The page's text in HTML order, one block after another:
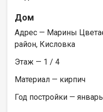
Дом
Адрес — Марины
район, Кисловка
Этаж — 1 / 4
Материал — кирпич
Год постройки —